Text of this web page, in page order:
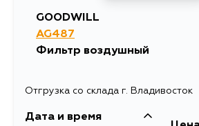
GOODWILL
AG487
Фильтр воздушный
Отгрузка со склада г. Владивосток
Дата и время